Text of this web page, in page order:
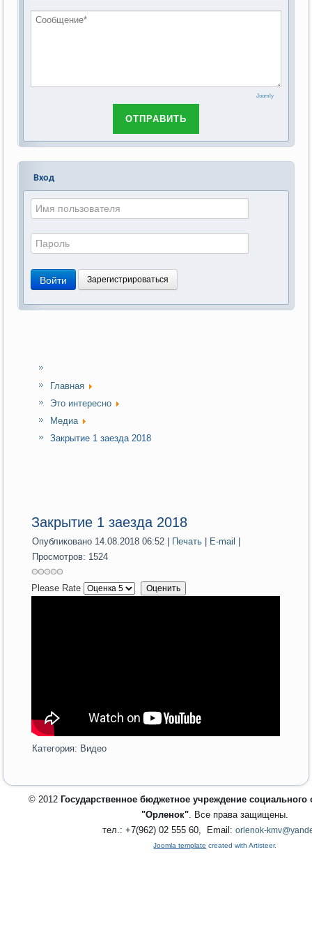
Joomly
ОТПРАВИТЬ
Вход
Войти Зарегистрироваться
Главная
Это интересно
Медиа
Закрытие 1 заезда 2018
Закрытие 1 заезда 2018
Опубликовано 14.08.2018 06:52 Печать E-mail
Просмотров: 1524
Please Rate
Категория: Видео
© 2012 Государственное бюджетное учреждение
"Орленок". Все права защищены.
тел.: +7(962) 02 555 60, Email: orlenok-
Joomla template created with Artisteer.